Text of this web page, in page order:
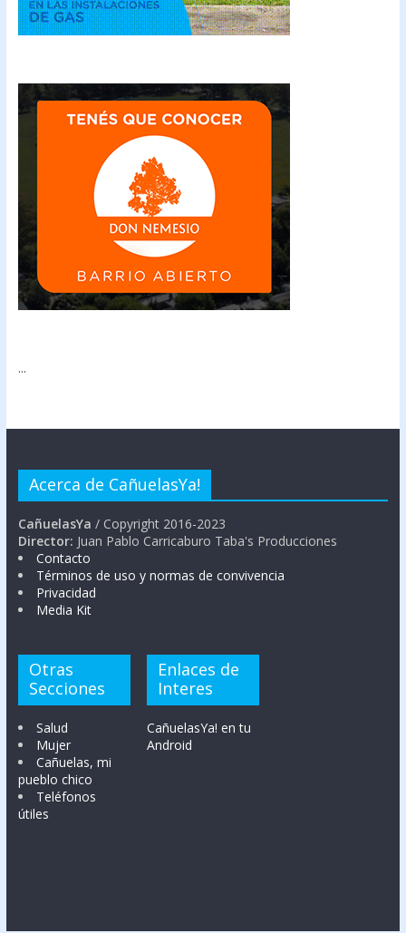
...
Acerca de CañuelasYa!
CañuelasYa / Copyright 2016-2023
Director: Juan Pablo Carricaburo Taba's Producciones
Contacto
Términos de uso y normas de convivencia
Privacidad
Media Kit
Otras
Secciones
Salud
Mujer
Cañuelas, mi
pueblo chico
Teléfonos
útiles
Enlaces de
Interes
CañuelasYa! en tu
Android